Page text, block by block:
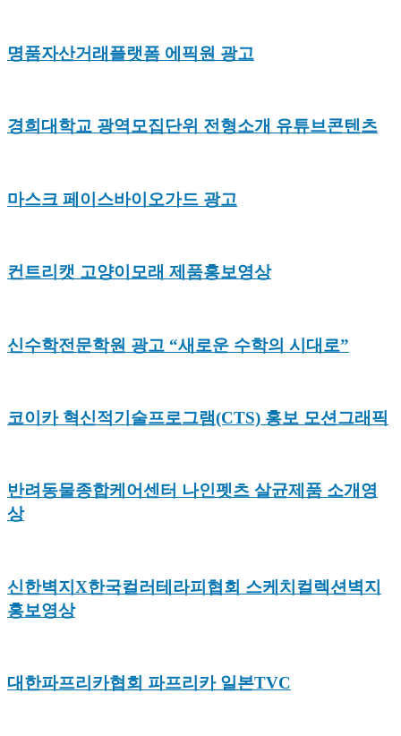
명품자산거래플랫폼 에픽원 광고
경희대학교 광역모집단위 전형소개 유튜브콘텐츠
마스크 페이스바이오가드 광고
컨트리캣 고양이모래 제품홍보영상
신수학전문학원 광고 “새로운 수학의 시대로”
코이카 혁신적기술프로그램(CTS) 홍보 모션그래픽
반려동물종합케어센터 나인펫츠 살균제품 소개영
상
신한벽지X한국컬러테라피협회 스케치컬렉션벽지
홍보영상
대한파프리카협회 파프리카 일본TVC